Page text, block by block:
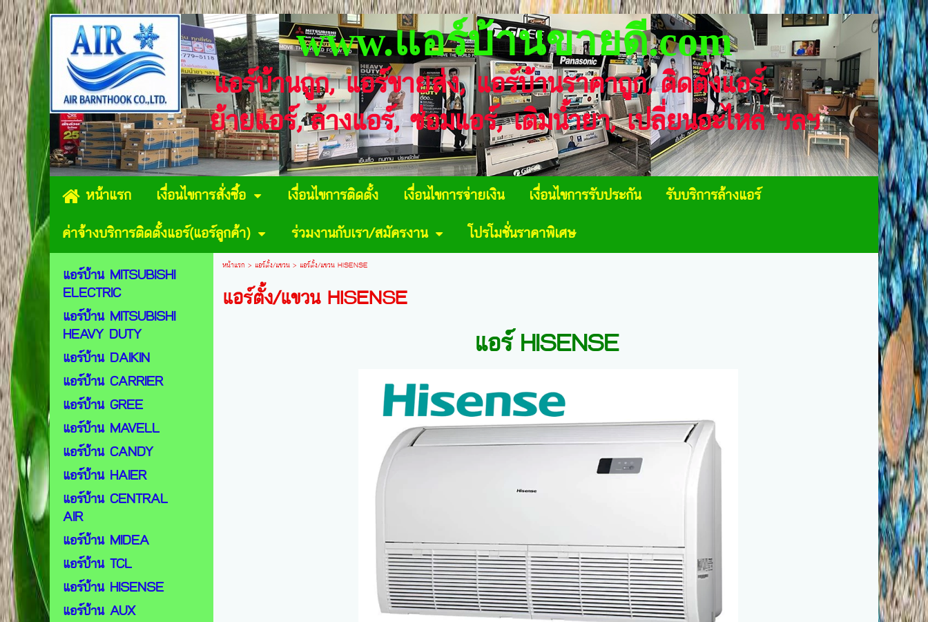
www.แอร์บ้านขายดี.com
แอร์บ้านถูก, แอร์ขายส่ง, แอร์บ้านราคาถูก, ติดตั้งแอร์,
ย้ายแอร์, ล้างแอร์, ซ่อมแอร์, เติมน้ำยา, เปลี่ยนอะไหล่ ฯลฯ
หน้าแรก เงื่อนไขการสั่งซื้อ เงื่อนไขการติดตั้ง เงื่อนไขการจ่ายเงิน เงื่อนไขการรับประกัน
รับบริการล้างแอร์
ค่าจ้างบริการติดตั้งแอร์(แอร์ลูกค้า)
ร่วมงานกับเรา/สมัครงาน โปรโมชั่นราคาพิเศษ
แอร์บ้าน MITSUBISHI
ELECTRIC
แอร์บ้าน MITSUBISHI
HEAVY DUTY
แอร์บ้าน DAIKIN
แอร์บ้าน CARRIER
แอร์บ้าน GREE
แอร์บ้าน MAVELL
แอร์บ้าน CANDY
แอร์บ้าน HAIER
แอร์บ้าน CENTRAL
AIR
แอร์บ้าน MIDEA
แอร์บ้าน TCL
แอร์บ้าน HISENSE
แอร์บ้าน AUX
หน้าแรก > แอร์ตั้ง/แขวน> แอร์ตั้ง/แขวน HISENSE
แอร์ตั้ง/แขวน HISENSE
แอร์HISENSE